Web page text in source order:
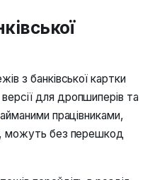
з банківської картки
для дропшиперів та
працівниками,
можуть без перешкод